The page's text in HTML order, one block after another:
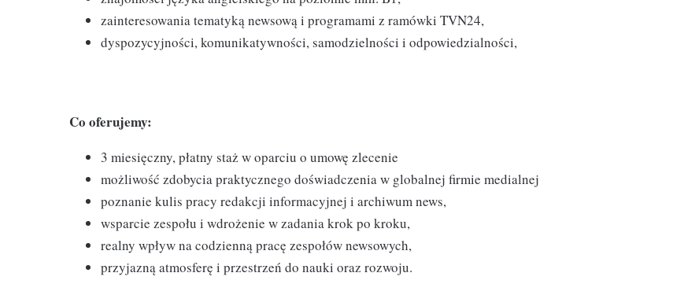
zainteresowania tematyką newsową i programami z ramówki TVN24,
dyspozycyjności, komunikatywności, samodzielności i odpowiedzialności,
Co oferujemy:
3 miesięczny, płatny staż w oparciu o umowę zlecenie
możliwość zdobycia praktycznego doświadczenia w globalnej firmie medialnej
poznanie kulis pracy redakcji informacyjnej i archiwum news,
wsparcie zespołu i wdrożenie w zadania krok po kroku,
realny wpływ na codzienną pracę zespołów newsowych,
przyjazną atmosferę i przestrzeń do nauki oraz rozwoju.